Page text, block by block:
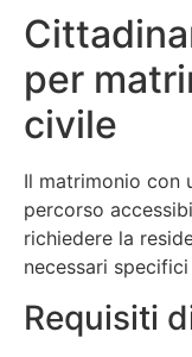
per
civile
Il matrimonio con
percorso
richiedere la
necessari
Requisiti